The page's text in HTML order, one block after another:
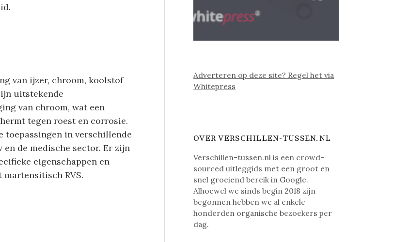
van ijzer, chroom, koolstof
uitstekende
van chroom, wat een
tegen roest en corrosie.
toepassingen in verschillende
de medische sector. Er zijn
eigenschappen en
RVS.
Adverteren op deze site? Regel het via
Whitepress
OVER VERSCHILLEN-TUSSEN.NL
Verschillen-tussen.nl is een crowd-
sourced uitleggids met een groot en
snel groeiend bereik in Google.
Alhoewel we sinds begin 2018 zijn
begonnen hebben we al enkele
honderden organische bezoekers per
dag.